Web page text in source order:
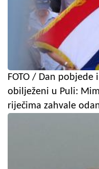
FOTO / Dan
obilježeni u Puli:
riječima zahvale